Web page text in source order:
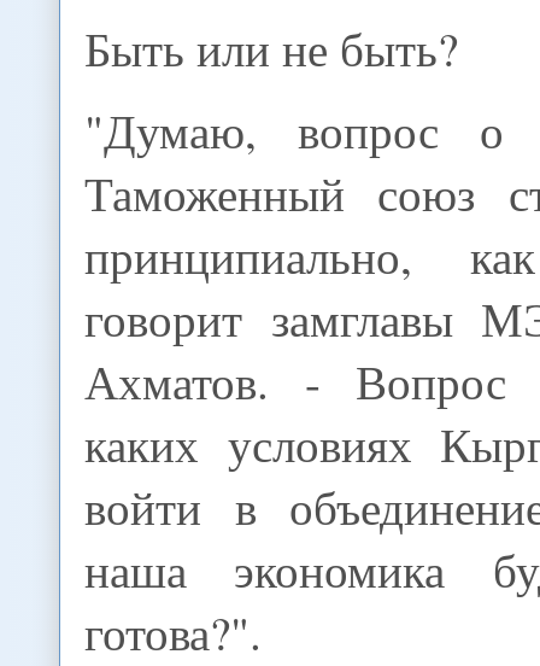
Быть или не быть?
"Думаю, вопрос о
Таможенный союз
принципиально,
говорит замглавы
Ахматов. - Вопрос
каких условиях
войти в
наша экономика
готова?".